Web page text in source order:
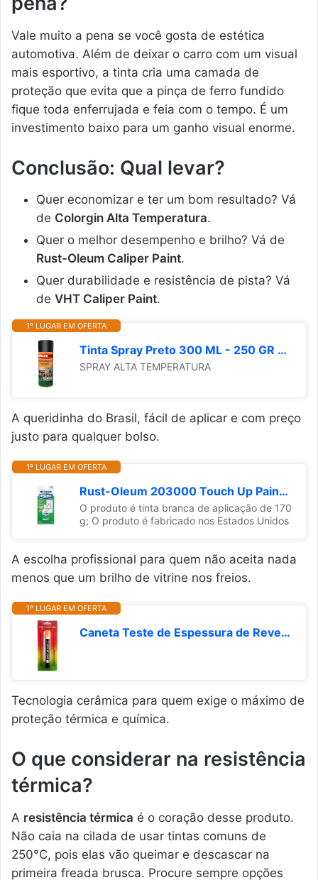
Vale muito a pena se você gosta de estética
automotiva. Além de deixar o carro com um visual
mais esportivo, a tinta cria uma camada de
proteção que evita que a pinça de ferro fundido
fique toda enferrujada e feia com o tempo. É um
investimento baixo para um ganho visual enorme.
Conclusão: Qual levar?
Quer economizar e ter um bom resultado? Vá
de Colorgin Alta Temperatura.
Quer o melhor desempenho e brilho? Vá de
Rust-Oleum Caliper Paint.
Quer durabilidade e resistência de pista? Vá
de VHT Caliper Paint.
1º LUGAR EM OFERTA
Tinta Spray Preto 300 ML - 250 GR Fosco Alta Temperatura - DECOR COLORGIN
SPRAY ALTA TEMPERATURA
A queridinha do Brasil, fácil de aplicar e com preço
justo para qualquer bolso.
1º LUGAR EM OFERTA
Rust-Oleum 203000 Touch Up Paint.6-Ounce, White
O produto é tinta branca de aplicação de 170
g; O produto é fabricado nos Estados Unidos
A escolha profissional para quem não aceita nada
menos que um brilho de vitrine nos freios.
1º LUGAR EM OFERTA
Caneta Teste de Espessura de Revestimento para Automóveis, Testa Carros Batidos, Retoque de Pintura, Medidor de Massa de Tinta
Tecnologia cerâmica para quem exige o máximo de
proteção térmica e química.
O que considerar na resistência
térmica?
A resistência térmica é o coração desse produto.
Não caia na cilada de usar tintas comuns de
250°C, pois elas vão queimar e descascar na
primeira freada brusca. Procure sempre opções